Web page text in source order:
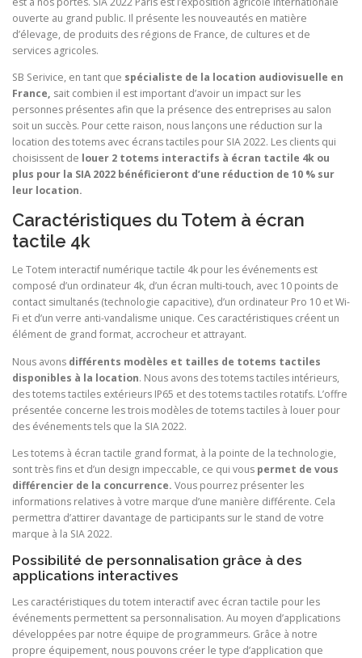
ouverte au grand public. Il présente les nouveautés en matière
d’élevage, de produits des régions de France, de cultures et de
services agricoles.
SB Serivice, en tant que spécialiste de la location audiovisuelle en
France, sait combien il est important d’avoir un impact sur les
personnes présentes afin que la présence des entreprises au salon
soit un succès. Pour cette raison, nous lançons une réduction sur la
location des totems avec écrans tactiles pour SIA 2022. Les clients qui
choisissent de louer 2 totems interactifs à écran tactile 4k ou
plus pour la SIA 2022 bénéficieront d’une réduction de 10 % sur
leur location.
Caractéristiques du Totem à écran
tactile 4k
Le Totem interactif numérique tactile 4k pour les événements est
composé d’un ordinateur 4k, d’un écran multi-touch, avec 10 points de
contact simultanés (technologie capacitive), d’un ordinateur Pro 10 et Wi-
Fi et d’un verre anti-vandalisme unique. Ces caractéristiques créent un
élément de grand format, accrocheur et attrayant.
Nous avons différents modèles et tailles de totems tactiles
disponibles à la location. Nous avons des totems tactiles intérieurs,
des totems tactiles extérieurs IP65 et des totems tactiles rotatifs. L’offre
présentée concerne les trois modèles de totems tactiles à louer pour
des événements tels que la SIA 2022.
Les totems à écran tactile grand format, à la pointe de la technologie,
sont très fins et d’un design impeccable, ce qui vous permet de vous
différencier de la concurrence. Vous pourrez présenter les
informations relatives à votre marque d’une manière différente. Cela
permettra d’attirer davantage de participants sur le stand de votre
marque à la SIA 2022.
Possibilité de personnalisation grâce à des
applications interactives
Les caractéristiques du totem interactif avec écran tactile pour les
événements permettent sa personnalisation. Au moyen d’applications
développées par notre équipe de programmeurs. Grâce à notre
propre équipement, nous pouvons créer le type d’application que